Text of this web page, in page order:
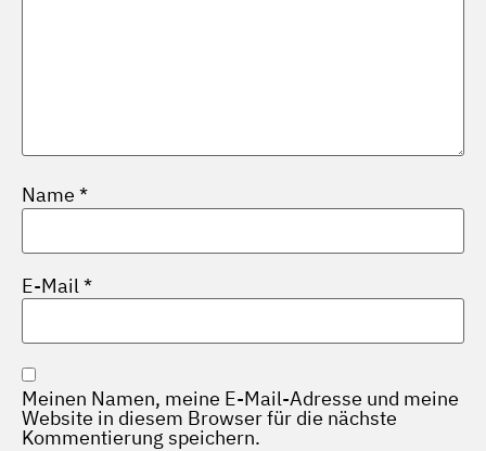
Name *
E-Mail*
Meinen Namen, meine E-Mail-Adresse und meine
Website in diesem Browser für die nächste
Kommentierung speichern.